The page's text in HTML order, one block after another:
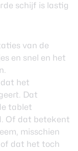
schijf is lastig
van de
en snel en het
het
Dat
tablet
Of dat betekent
misschien
dat het toch